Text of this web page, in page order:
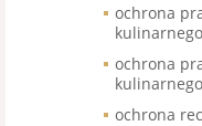
ochrona
kulinarnego
ochrona
kulinarnego
ochrona